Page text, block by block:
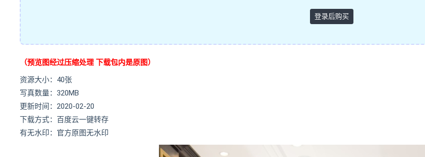
登录后购买
（预览图经过压缩处理 下载包内是原图）
资源大小：40张
写真数量：320MB
更新时间：2020-02-20
下载方式：百度云一键转存
有无水印：官方原图无水印